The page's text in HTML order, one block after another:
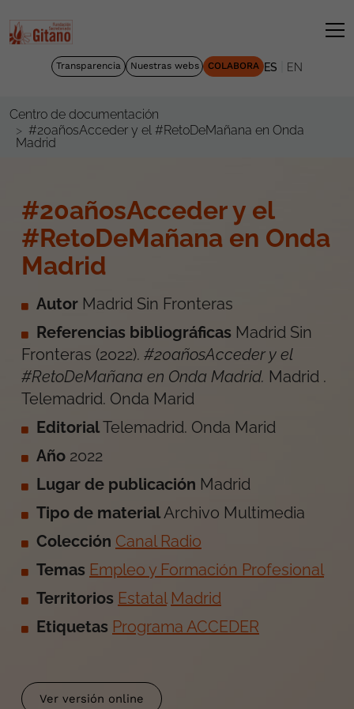
Transparencia Nuestras webs COLABORA ES EN
Centro de documentación
#20añosAcceder y el #RetoDeMañana en Onda
Madrid
#20añosAcceder y el
#RetoDeMañana en Onda
Madrid
Autor Madrid Sin Fronteras
Referencias bibliográficas Madrid Sin
Fronteras (2022). #20añosAcceder y el
#RetoDeMañana en Onda Madrid. Madrid .
Telemadrid. Onda Marid
EditorialTelemadrid. Onda Marid
Año 2022
Lugar de publicación Madrid
Tipo de materialArchivo Multimedia
Colección Canal Radio
Temas Empleo y Formación Profesional
Territorios Estatal Madrid
Etiquetas Programa ACCEDER
Ver versión online